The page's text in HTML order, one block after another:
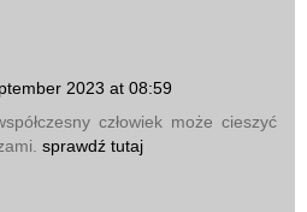
2023 at 08:59
człowiek może cieszyć
sprawdź tutaj